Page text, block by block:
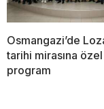
Osmangazi’de
tarihi mirasına özel
program